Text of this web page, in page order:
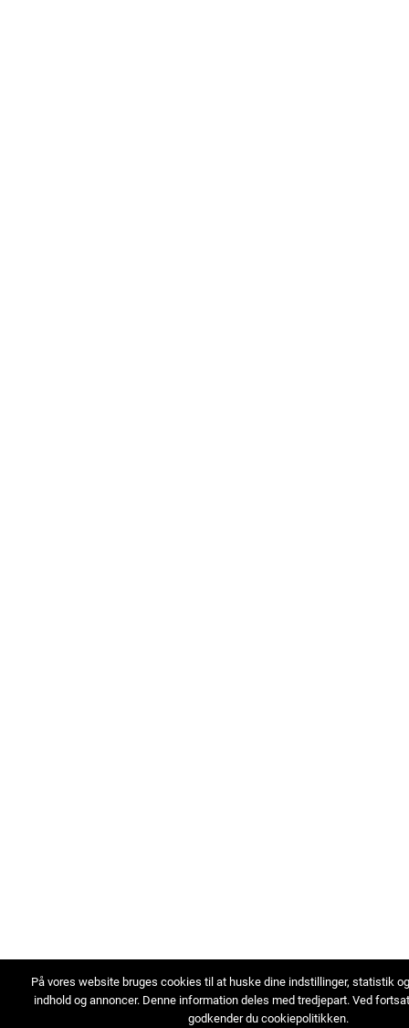
På vores website bruges cookies til at huske dine indstillinger, statistik
indhold og annoncer. Denne information deles med tredjepart. Ved
godkender du cookiepolitikken.